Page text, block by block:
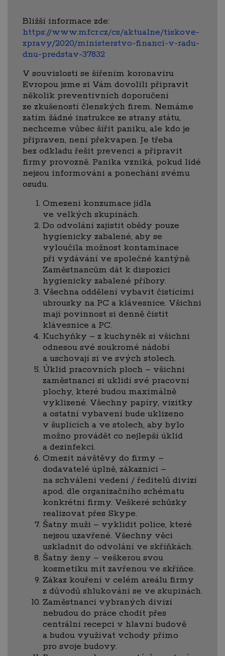
Bližší informace zde:
https://www.mfcr.cz/cs/aktualne/tiskove-
zpravy/2020/ministerstvo-financi-v-radu-
dnu-predstav-37832
V souvislosti se šířením koronaviru
Evropou jsme si Vám dovolili připravit
několik preventivních doporučení
ze zkušeností členských firem. Nemáme
zatím žádné instrukce ze strany státu,
nechceme vůbec šířit paniku, ale kdo je
připraven, není překvapen. Je třeba
bez odkladu řešit prevenci a připravit
firmy provozně. Panika vzniká, pokud lidé
nejsou informováni a ponecháni svému
osudu.
Omezení konzumace jídla
ve velkých skupinách.
Do odvolání zajistit obědy pouze
hygienicky zabalené, aby se
vyloučila možnost kontaminace
při vydávání ve společné kantýně.
Zaměstnancům dát k dispozici
hygienicky zabalené příbory.
Všechna oddělení vybavit čistícími
ubrousky na PC a klávesnice. Všichni
mají povinnost si denně čistit
klávesnice a PC.
Kuchyňky – z kuchyněk si všichni
odnesou své soukromé nádobí
a uschovají si ve svých stolech.
Úklid pracovních ploch – všichni
zaměstnanci si uklidí své pracovní
plochy, které budou maximálně
vyklizené. Všechny papíry, vizitky
a ostatní vybavení bude uklizeno
v šuplících a ve stolech, aby bylo
možno provádět co nejlepší úklid
a dezinfekci.
Omezit návštěvy do firmy –
dodavatelé úplně, zákazníci –
na schválení vedení / ředitelů divizí
apod. dle organizačního schématu
konkrétní firmy. Veškeré schůzky
realizovat přes Skype.
Šatny muži – vyklidit police, které
nejsou uzavřené. Všechny věci
uskladnit do odvolání ve skříňkách.
Šatny ženy – veškerou svou
kosmetiku mít zavřenou ve skříňce.
Zákaz kouření v celém areálu firmy
z důvodů shlukování se ve skupinách.
Zaměstnanci vybraných divizí
nebudou do práce chodit přes
centrální recepci v hlavní budově
a budou využívat vchody přímo
pro svoje budovy.